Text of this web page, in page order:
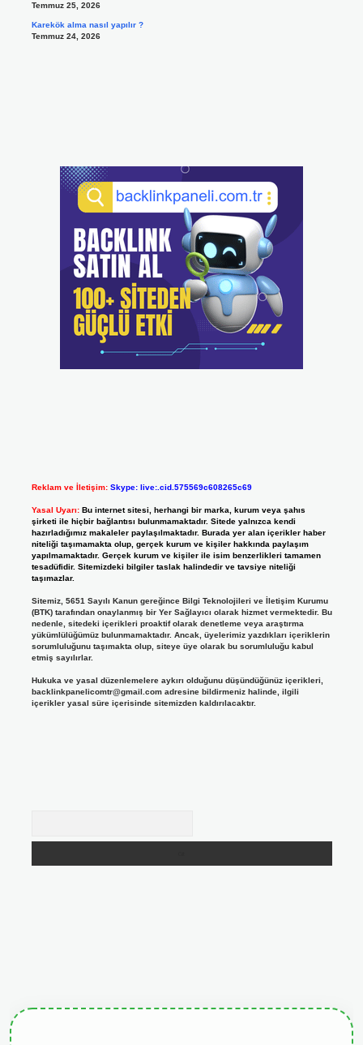
Temmuz 25, 2026
Karekök alma nasıl yapılır ?
Temmuz 24, 2026
Reklam ve İletişim: Skype: live:.cid.575569c608265c69
Yasal Uyarı: Bu internet sitesi, herhangi bir marka, kurum veya şahıs
şirketi ile hiçbir bağlantısı bulunmamaktadır. Sitede yalnızca kendi
hazırladığımız makaleler paylaşılmaktadır. Burada yer alan içerikler haber
niteliği taşımamakta olup, gerçek kurum ve kişiler hakkında paylaşım
yapılmamaktadır. Gerçek kurum ve kişiler ile isim benzerlikleri tamamen
tesadüfidir. Sitemizdeki bilgiler taslak halindedir ve tavsiye niteliği
taşımazlar.
Sitemiz, 5651 Sayılı Kanun gereğince Bilgi Teknolojileri ve İletişim Kurumu
(BTK) tarafından onaylanmış bir Yer Sağlayıcı olarak hizmet vermektedir. Bu
nedenle, sitedeki içerikleri proaktif olarak denetleme veya araştırma
yükümlülüğümüz bulunmamaktadır. Ancak, üyelerimiz yazdıkları içeriklerin
sorumluluğunu taşımakta olup, siteye üye olarak bu sorumluluğu kabul
etmiş sayılırlar.
Hukuka ve yasal düzenlemelere aykırı olduğunu düşündüğünüz içerikleri,
backlinkpanelicomtr@gmail.comadresine bildirmeniz halinde, ilgili
içerikler yasal süre içerisinde sitemizden kaldırılacaktır.